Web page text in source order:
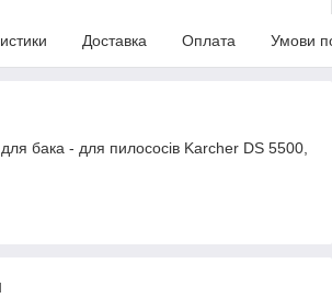
Доставка Оплата Умови
бака - для пилососів Karcher DS 5500,